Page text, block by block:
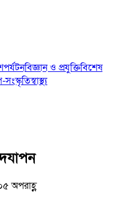
পর্যটনবিজ্ঞান ও প্রযুক্তিবিশেষ
সংস্কৃতিস্বাস্থ্য
অপরাহ্ণ